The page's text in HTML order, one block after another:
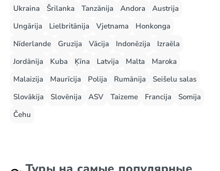
Ukraina
Šrilanka Tanzānija Andora
Austrija
Ungārija
Lielbritānija Vjetnama
Honkonga
Nīderlande
Gruzija Vācija Indonēzija
Izraēla
Jordānija
Kuba Ķīna Latvija Malta
Maroka
Malaizija
Maurīcija Polija Rumānija
Seišelu salas
Slovākija
Slovēnija ASV Taizeme Francija
Somija
Čehu